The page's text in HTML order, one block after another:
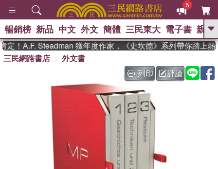
5
GO
The Odyssey 、 父親節 、 如果歷
史是一群喵 、 暑期推薦 、 國際布克
獎 臺灣漫遊錄 、
登輝時代
、 數學女孩：黎曼猜想
偉大的迷走神經
暢銷榜 新品 中文 外文 簡體 三民東大 電子書 親子
！A.F. Steadman 獲年度作家，《史坎德》系列帶你踏上熱
三民網路書店
外文書
列印
評論